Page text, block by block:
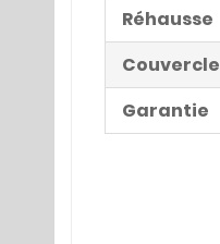
Réhausse
Couvercle
Garantie